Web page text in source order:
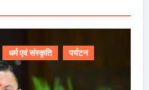
धर्म एवं संस्कृति
पर्यटन